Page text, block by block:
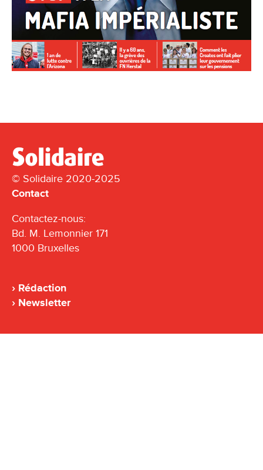
© Solidaire 2020-2025
Contact
Contactez-nous:
Bd. M. Lemonnier 171
1000 Bruxelles
Rédaction
Newsletter